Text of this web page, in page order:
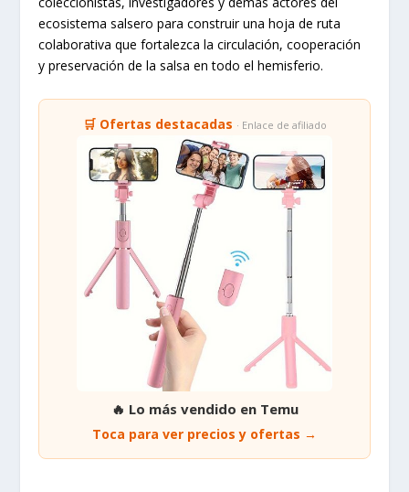
ecosistema salsero para construir una hoja de ruta
colaborativa que fortalezca la circulación, cooperación
y preservación de la salsa en todo el hemisferio.
🛒 Ofertas destacadas · Enlace de afiliado
🔥 Lo más vendido en Temu
Toca para ver precios y ofertas →